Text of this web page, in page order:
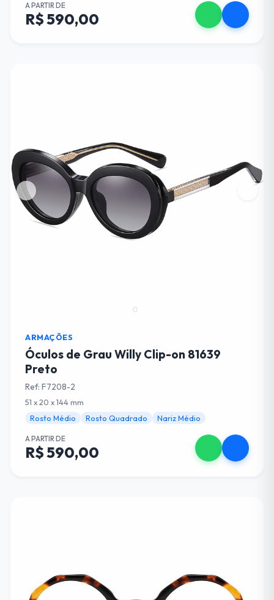
A PARTIR DE
R$ 590,00
ARMAÇÕES
Óculos de Grau Willy Clip-on 81639
Preto
Ref: F7208-2
51 x 20 x 144 mm
Rosto Médio
Rosto Quadrado Nariz Médio
A PARTIR DE
R$ 590,00